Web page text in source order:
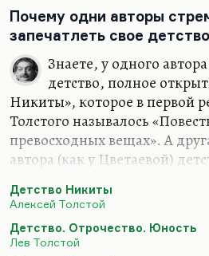
Понимаете, слишком часто
вещами — экстазом, бредом,
оправдывалось зверство.
ненавидят рациональную…
Почему одни авторы
запечатлеть свое
Знаете, у одного
детство, полное
Никиты», которое в первой
Толстого называлось
превосходных вещах». А
автора (как у Цветаевой)
она сумела написать
для нее порой унижений,
Детство Никиты
Алексей Толстой
Детство. Отрочество. Юность
Лев Толстой